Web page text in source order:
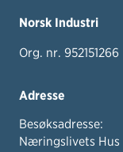
Norsk Industri
Org. nr. 952151266
Adresse
Besøksadresse:
Næringslivets Hus